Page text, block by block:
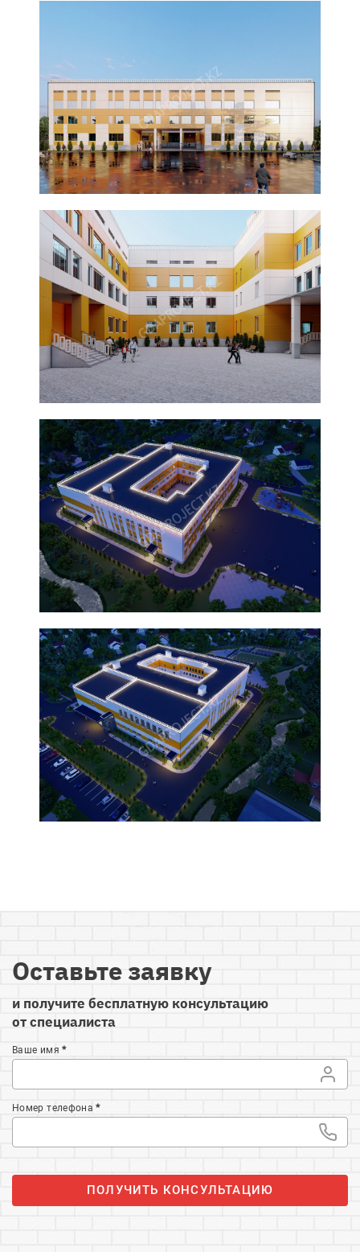
Оставьте заявку
и получите бесплатную консультацию
от специалиста
Ваше имя *
Номер телефона *
ПОЛУЧИТЬ КОНСУЛЬТАЦИЮ